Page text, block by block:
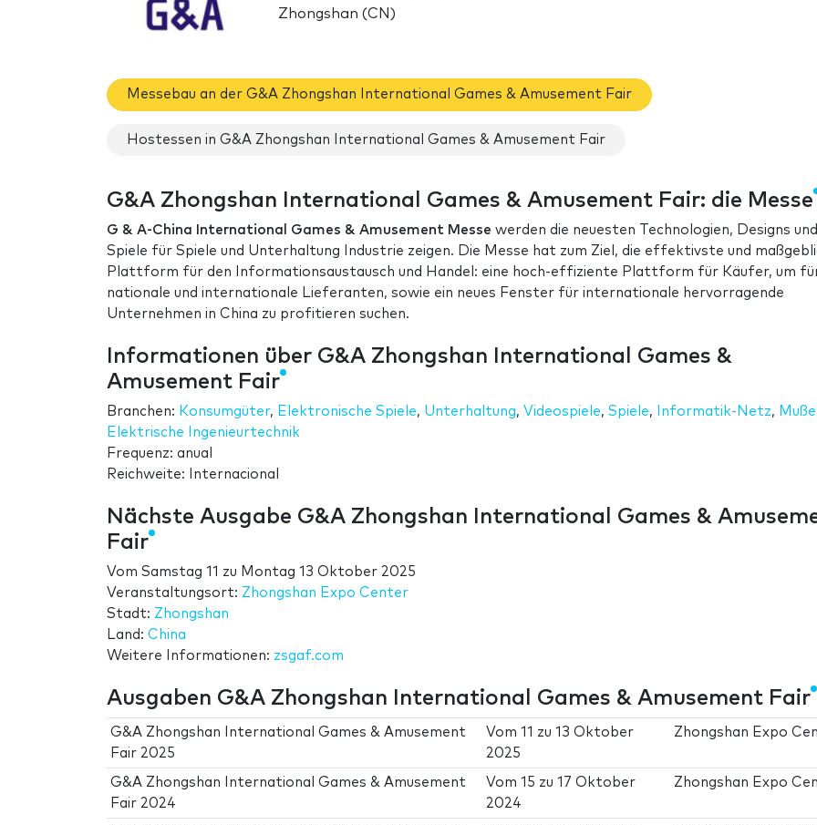
Zhongshan (CN)
Messebau an der G&A Zhongshan International Games & Amusement Fair
Hostessen in G&A Zhongshan International Games & Amusement Fair
G&A Zhongshan International Games & Amusement Fair: die Messe
G & A-China International Games & Amusement Messe werden die neuesten Technologien, Designs und
Spiele für Spiele und Unterhaltung Industrie zeigen. Die Messe hat zum Ziel, die effektivste und
Plattform für den Informationsaustausch und Handel: eine hoch-effiziente Plattform für Käufer, um
nationale und internationale Lieferanten, sowie ein neues Fenster für internationale hervorragende
Unternehmen in China zu profitieren suchen.
Informationen über G&A Zhongshan International Games &
Amusement Fair
Branchen: Konsumgüter, Elektronische Spiele, Unterhaltung, Videospiele, Spiele, Informatik-Netz, Muße
Elektrische Ingenieurtechnik
Frequenz: anual
Reichweite: Internacional
Nächste Ausgabe G&A Zhongshan International Games &
Fair
Vom Samstag 11 zu Montag 13 Oktober 2025
Veranstaltungsort: Zhongshan Expo Center
Stadt: Zhongshan
Land: China
Weitere Informationen: zsgaf.com
Ausgaben G&A Zhongshan International Games & Amusement Fair
G&A Zhongshan International Games & Amusement
Fair 2025
Vom11 zu13 Oktober
2025
Zhongshan Expo
G&A Zhongshan International Games & Amusement
Fair 2024
Vom15 zu17 Oktober
2024
Zhongshan Expo